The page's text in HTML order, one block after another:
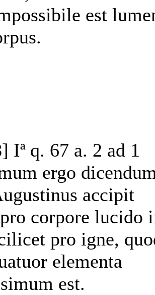
est
Iª q. 67 a. 2 ad 1
ergo
accipit
corpore lucido
pro igne,
elementa
est.